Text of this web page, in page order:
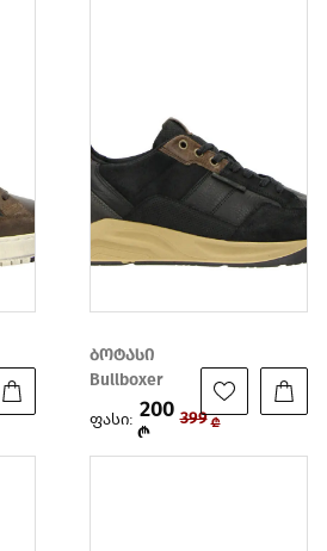
ბოტასი
Bullboxer
ფასი: 200
₾
399 ₾